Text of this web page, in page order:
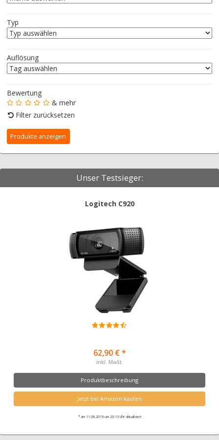
Typ
Auflösung
Bewertung
& mehr
Filter zurücksetzen
Unser Testsieger:
Logitech C920
62,90 € *
inkl. MwSt.
Produktbeschreibung
Jetzt bei Amazon kaufen
* am 11.08.2019 um 20:13 Uhr aktualisiert